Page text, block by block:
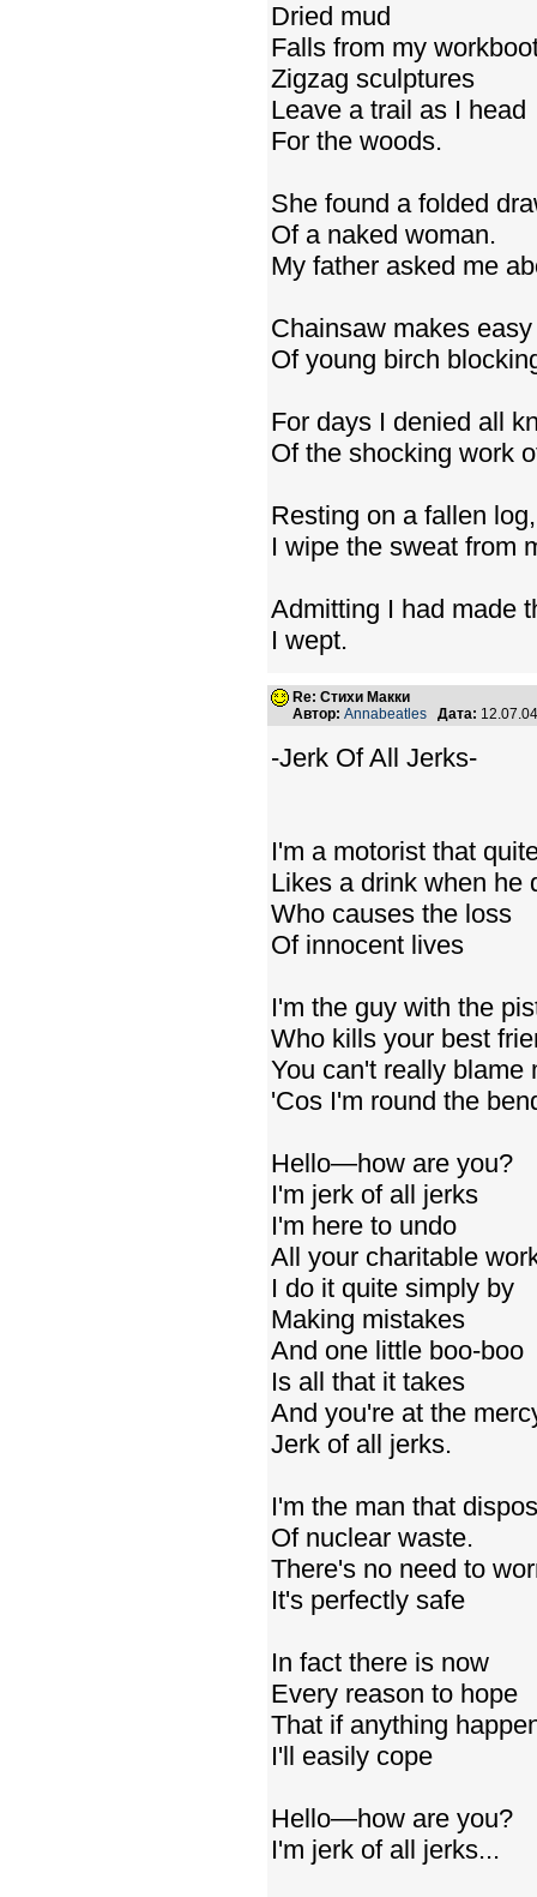
Dried mud
Falls from my
Zigzag sculptures
Leave a trail as I head
For the woods.
She found a folded
Of a naked woman.
My father asked me
Chainsaw makes
Of young birch
For days I denied all
Of the shocking work
Resting on a fallen log,
I wipe the sweat from
Admitting I had made
I wept.
Re: Стихи Макки
Автор: Annabeatles Дата:
-Jerk Of All Jerks-
I'm a motorist that
Likes a drink when he
Who causes the loss
Of innocent lives
I'm the guy with the
Who kills your best
You can't really blame
'Cos I'm round the
Hello—how are you?
I'm jerk of all jerks
I'm here to undo
All your charitable
I do it quite simply by
Making mistakes
And one little boo-boo
Is all that it takes
And you're at the
Jerk of all jerks.
I'm the man that
Of nuclear waste.
There's no need to
It's perfectly safe
In fact there is now
Every reason to hope
That if anything
I'll easily cope
Hello—how are you?
I'm jerk of all jerks...